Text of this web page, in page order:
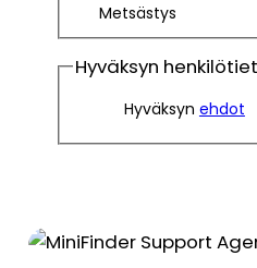
Metsästys
Hyväksyn
Hyväksyn ehdot